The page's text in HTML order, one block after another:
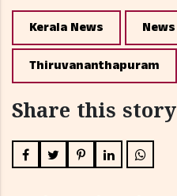
Kerala News News
Thiruvananthapuram
Share this story